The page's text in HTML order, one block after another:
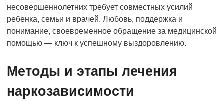
несовершеннолетних требует совместных усилий
ребенка, семьи и врачей. Любовь, поддержка и
понимание, своевременное обращение за медицинской
помощью — ключ к успешному выздоровлению.
Методы и этапы лечения
наркозависимости